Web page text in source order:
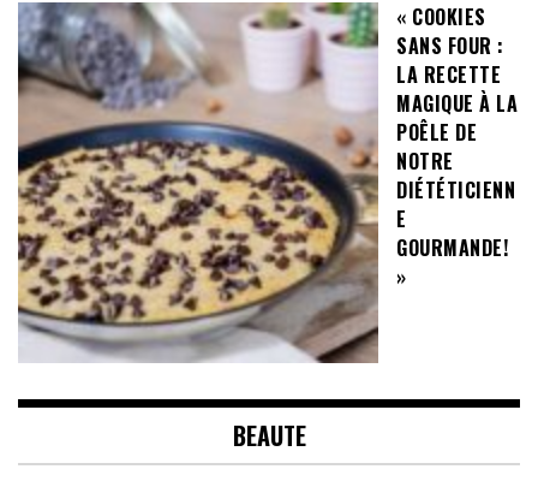
« COOKIES
SANS FOUR :
LA RECETTE
MAGIQUE À LA
POÊLE DE
NOTRE
DIÉTÉTICIENN
E
GOURMANDE!
»
BEAUTE